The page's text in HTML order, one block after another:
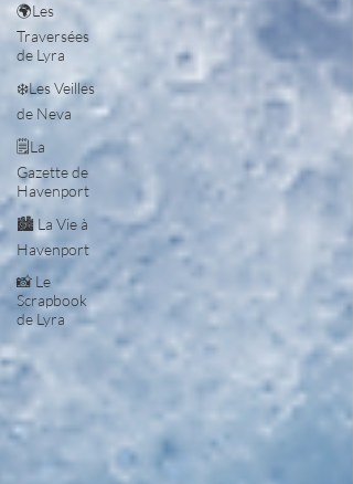
🌍Les
Traversées
de Lyra
❄️Les Veilles
de Neva
🗒️La
Gazette de
Havenport
🏙️ La Vie à
Havenport
📸 Le
Scrapbook
de Lyra